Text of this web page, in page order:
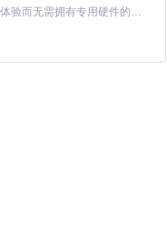
基于Python的Xiaozhi AI，适用于想要完整Xiaozhi体验而无需拥有专用硬件的用户。